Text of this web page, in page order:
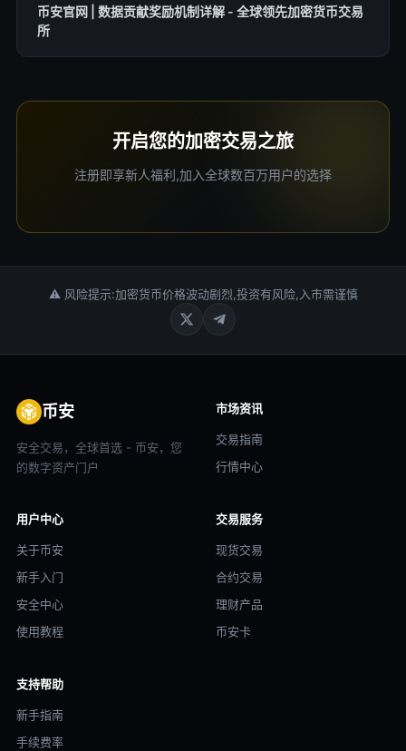
币安官网 | 数据贡献奖励机制详解 - 全球领先加密货币交易
所
开启您的加密交易之旅
注册即享新人福利,加入全球数百万用户的选择
⚠ 风险提示:加密货币价格波动剧烈,投资有风险,入市需谨慎
币安
安全交易，全球首选 - 币安，您
的数字资产门户
市场资讯
交易指南
行情中心
用户中心
关于币安
新手入门
安全中心
使用教程
交易服务
现货交易
合约交易
理财产品
币安卡
支持帮助
新手指南
手续费率